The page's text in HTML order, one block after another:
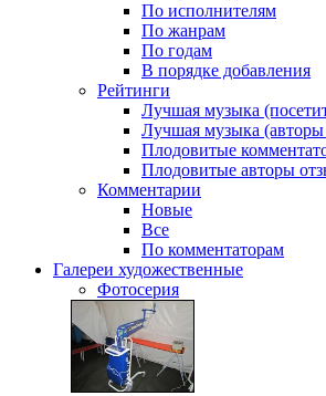
По исполнителям
По жанрам
По годам
В порядке добавления
Рейтинги
Лучшая музыка
Лучшая музыка (авторы
Плодовитые
Плодовитые авторы
Комментарии
Новые
Все
По комментаторам
Галереи художественные
Фотосерия